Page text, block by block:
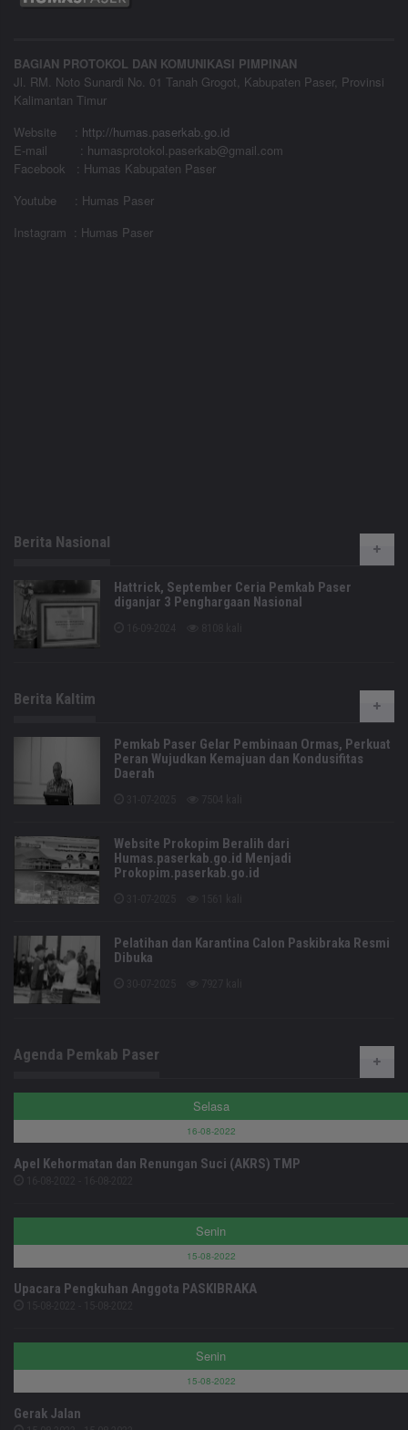
BAGIAN PROTOKOL DAN KOMUNIKASI PIMPINAN
Jl. RM. Noto Sunardi No. 01 Tanah Grogot, Kabupaten Paser, Provinsi
Kalimantan Timur
Website
: http://humas.paserkab.go.id
E-mail : humasprotokol.paserkab@gmail.com
Facebook : Humas Kabupaten Paser
Youtube : Humas Paser
Instagram : Humas Paser
Berita Nasional
Hattrick, September Ceria Pemkab Paser
diganjar 3 Penghargaan Nasional
Berita Kaltim
Pemkab Paser Gelar Pembinaan Ormas, Perkuat
Peran Wujudkan Kemajuan dan Kondusifitas
Daerah
Website Prokopim Beralih dari
Humas.paserkab.go.id Menjadi
Prokopim.paserkab.go.id
Pelatihan dan Karantina Calon Paskibraka Resmi
Dibuka
Agenda Pemkab Paser
Selasa
16-08-2022
Apel Kehormatan dan Renungan Suci (AKRS) TMP
Senin
15-08-2022
Upacara Pengkuhan Anggota PASKIBRAKA
Senin
15-08-2022
Gerak Jalan